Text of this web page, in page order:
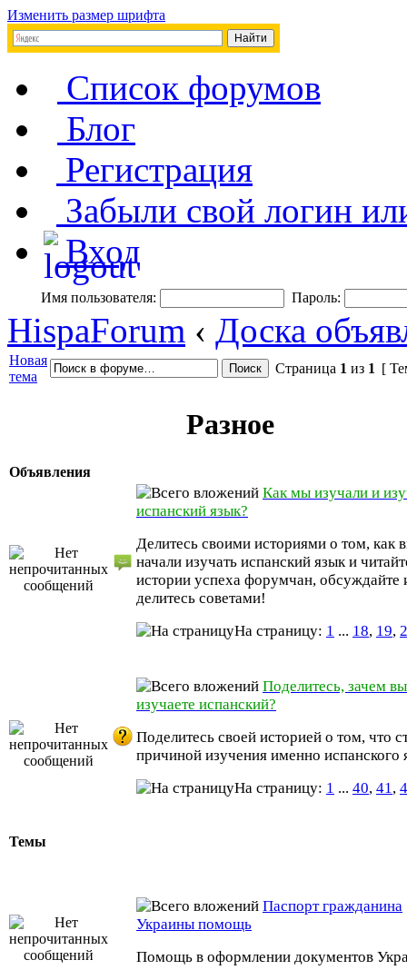
Изменить размер шрифта
Список форумов
Блог
Регистрация
Забыли свой логин
Вход
Имя пользователя: Пароль:
HispaForum ‹ Доска
Новая
тема
Страница 1 из 1 [
Разное
Объявления
Как мы изучали и
испанский язык?
Делитесь своими историями о том, как
начали изучать испанский язык и
истории успеха форумчан, обсуждайте
делитесь советами!
На страницу: 1 ... 18, 19,
Поделитесь, зачем вы
изучаете испанский?
Поделитесь своей историей о том, что
причиной изучения именно испанского
На страницу: 1 ... 40, 41,
Темы
Паспорт гражданина
Украины помощь
Помощь в оформлении документов